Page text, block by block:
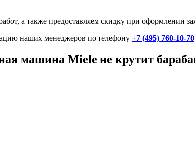
а также предоставляем скидку при оформлении
наших менеджеров по телефону +7 (495) 760-10-70
машина Miele не крутит